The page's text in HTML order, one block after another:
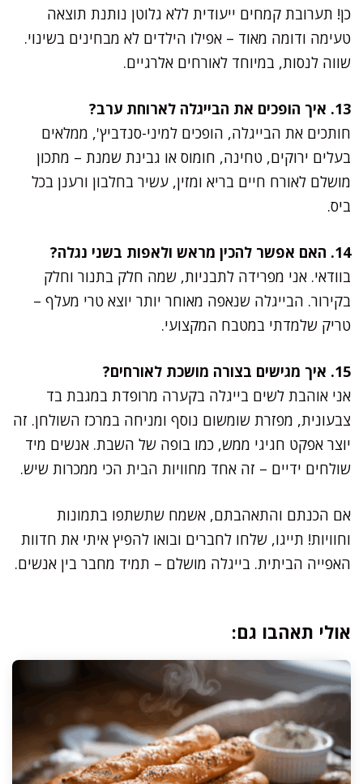
כן! תערובת קמחים ייעודית ללא גלוטן נותנת תוצאה
טעימה ודומה מאוד – אפילו הילדים לא מבחינים בשינוי.
שווה לנסות, במיוחד לאורחים אלרגיים.
13. איך הופכים את הבייגלה לארוחת ערב?
חותכים את הבייגלה, הופכים למיני-סנדביץ', ממלאים
בעלים ירוקים, טחינה, חומוס או גבינת שמנת – מתכון
מושלם לאורח חיים בריא ומזין, עשיר בחלבון ורענן בכל
ביס.
14. האם אפשר להכין מראש ולאפות בשני נגלה?
בוודאי. אני מפרידה לתבניות, שמה חלק בתנור וחלק
בקירור. הבייגלה שנאפה מאוחר יותר יוצא טרי מעלף –
טריק שלמדתי במטבח המקצועי.
15. איך מגישים בצורה מושכת לאורחים?
אני אוהבת לשים בייגלה בקערה מרופדת במגבת בד
צבעונית, מפזרת שומשום נוסף ומניחה במרכז השולחן. זה
יוצר אפקט חגיגי ממש, כמו בופה של השבת. אנשים מיד
שולחים ידיים – זה אחד מחוויות הבית הכי ממכרות שיש.
אם הכנתם והתאהבתם, אשמח שתשתפו בתמונות
וחוויות! תייגו, שלחו לחברים ובואו להפיץ איתי את חדוות
האפייה הביתית. בייגלה מושלם – תמיד מחבר בין אנשים.
אולי תאהבו גם: